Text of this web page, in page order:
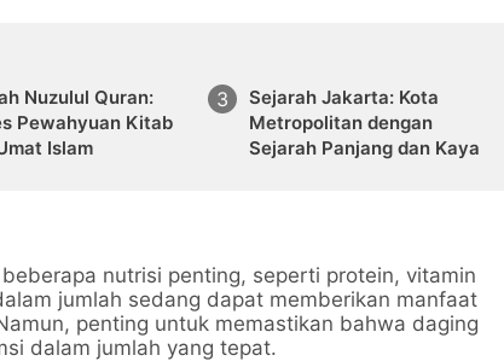
Nuzulul Quran:
Pewahyuan Kitab
Islam
Sejarah Jakarta: Kota
Metropolitan dengan
Sejarah Panjang dan Kaya
nutrisi penting, seperti protein, vitamin
jumlah sedang dapat memberikan manfaat
penting untuk memastikan bahwa daging
dalam jumlah yang tepat.